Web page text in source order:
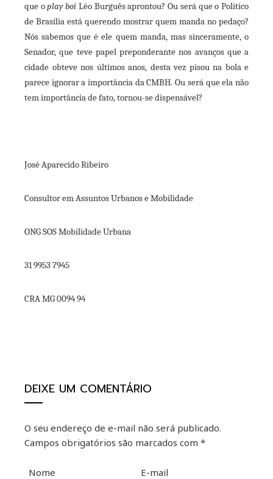
que oplay boi Léo Burguês aprontou? Ou será que o Político
de Brasília está querendo mostrar quem manda no pedaço?
Nós sabemos que é ele quem manda, mas sinceramente, o
Senador, que teve papel preponderante nos avanços que a
cidade obteve nos últimos anos, desta vez pisou na bola e
parece ignorar a importância da CMBH. Ou será que ela não
tem importância de fato, tornou-se dispensável?
José Aparecido Ribeiro
Consultor em Assuntos Urbanos e Mobilidade
ONG SOS Mobilidade Urbana
31 9953 7945
CRA MG 0094 94
DEIXE UM COMENTÁRIO
O seu endereço de e-mail não será publicado.
Campos obrigatórios são marcados com *
Nome E-mail